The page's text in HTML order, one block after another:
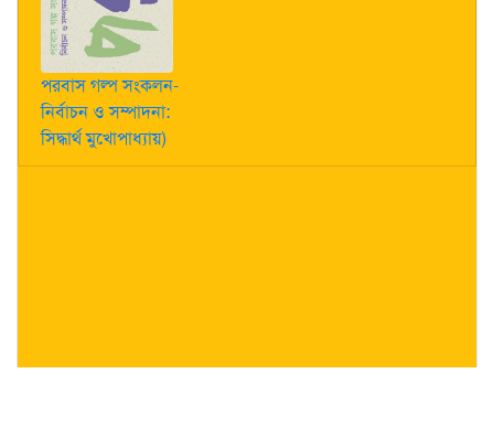
পরবাস গল্প সংকলন-
নির্বাচন ও সম্পাদনা:
সিদ্ধার্থ মুখোপাধ্যায়)